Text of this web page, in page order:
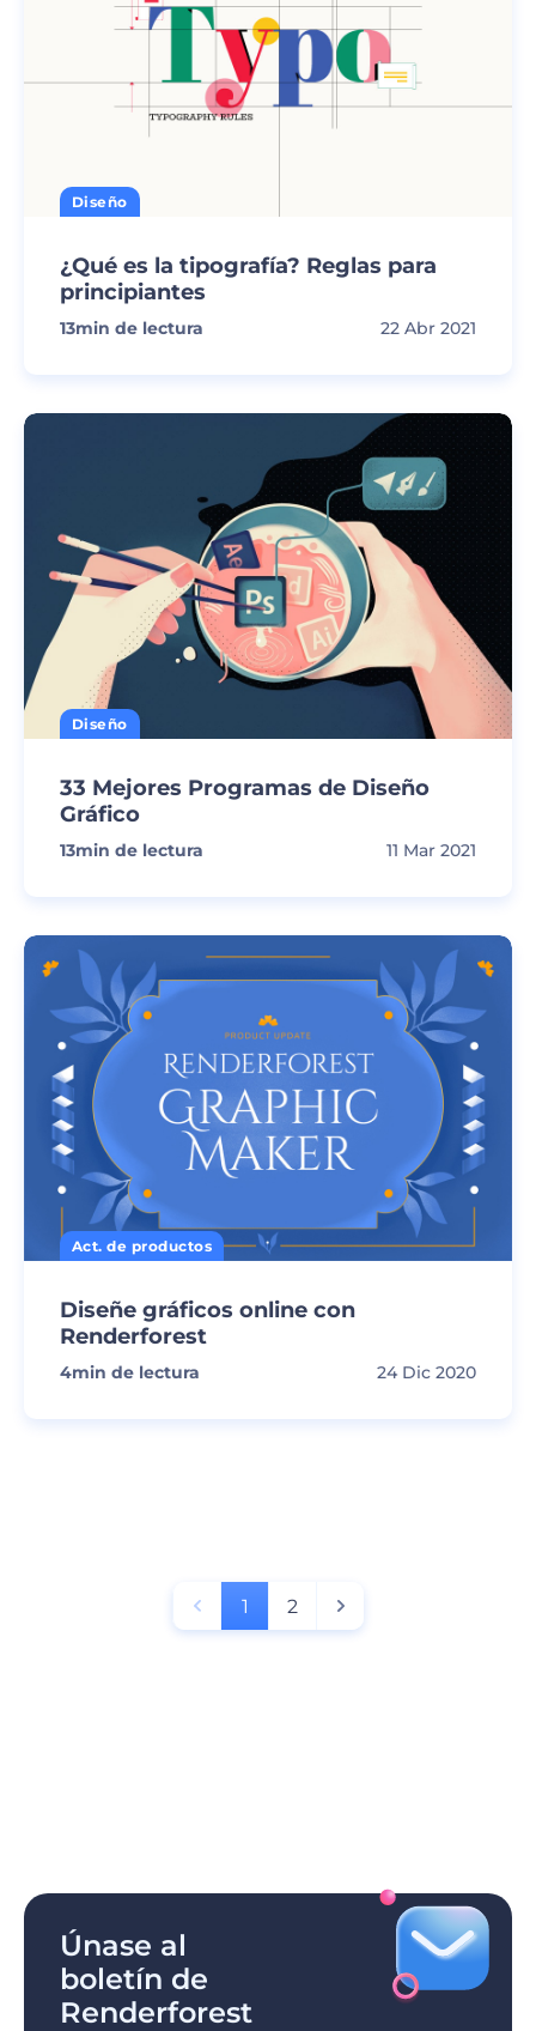
Diseño
¿Qué es la tipografía? Reglas para
principiantes
13min de lectura 22 Abr 2021
Diseño
33 Mejores Programas de Diseño
Gráfico
13min de lectura 11 Mar 2021
Act. de productos
Diseñe gráficos online con
Renderforest
4min de lectura 24 Dic 2020
1 2
Únase al
boletín de
Renderforest